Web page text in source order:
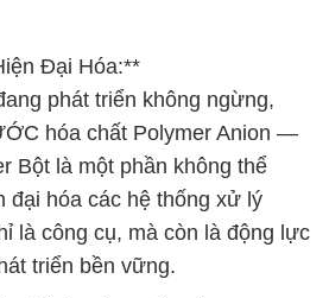
Đại Hóa:**
phát triển không ngừng,
hóa chất Polymer Anion —
Bột là một phần không thể
đại hóa các hệ thống xử lý
là công cụ, mà còn là động lực
triển bền vững.